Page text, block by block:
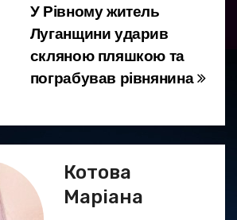
У Рівному житель
Луганщини ударив
скляною пляшкою та
пограбував рівнянина
Котова
Маріана